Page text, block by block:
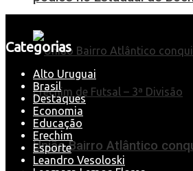
União Bairro Atlântico
Categorias
Alto Uruguai
Brasil
Destaques
Economia
Educação
Erechim
Esporte
Leandro Vesoloski